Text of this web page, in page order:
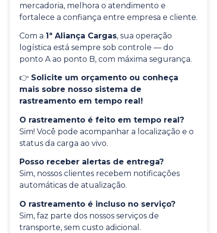
mercadoria, melhora o atendimento e
fortalece a confiança entre empresa e cliente.
Com a 1ª Aliança Cargas, sua operação
logística está sempre sob controle — do
ponto A ao ponto B, com máxima segurança.
👉 Solicite um orçamento ou conheça
mais sobre nosso sistema de
rastreamento em tempo real!
O rastreamento é feito em tempo real?
Sim! Você pode acompanhar a localização e o
status da carga ao vivo.
Posso receber alertas de entrega?
Sim, nossos clientes recebem notificações
automáticas de atualização.
O rastreamento é incluso no serviço?
Sim, faz parte dos nossos serviços de
transporte, sem custo adicional.